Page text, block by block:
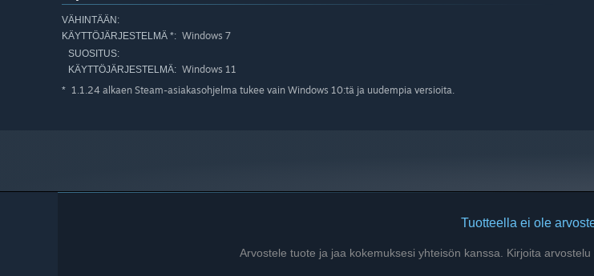
VÄHINTÄÄN:
KÄYTTÖJÄRJESTELMÄ *: Windows 7
SUOSITUS:
KÄYTTÖJÄRJESTELMÄ: Windows 11
* 1.1.24 alkaen Steam-asiakasohjelma tukee vain Windows 10:tä ja uudempia versioita.
Tuotteella ei ole
Arvostele tuote ja jaa kokemuksesi yhteisön kanssa. Kirjoita